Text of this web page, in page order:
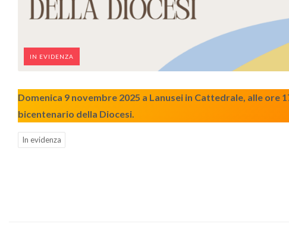
IN EVIDENZA
Domenica 9 novembre 2025 a Lanusei in Cattedrale, alle ore
bicentenario della Diocesi.
In evidenza